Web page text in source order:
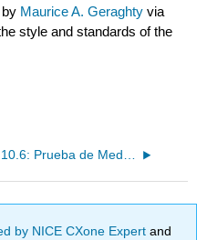
Maurice A. Geraghty via
style and standards of the
by NICE CXone Expertand